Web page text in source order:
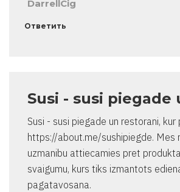
DarrellCig
Ответить
Susi - susi piegade
Susi - susi piegade un restorani, kur
https://about.me/sushipiegde. Mes
uzmanibu attiecamies pret
svaigumu, kurs tiks izmantots
pagatavosana.